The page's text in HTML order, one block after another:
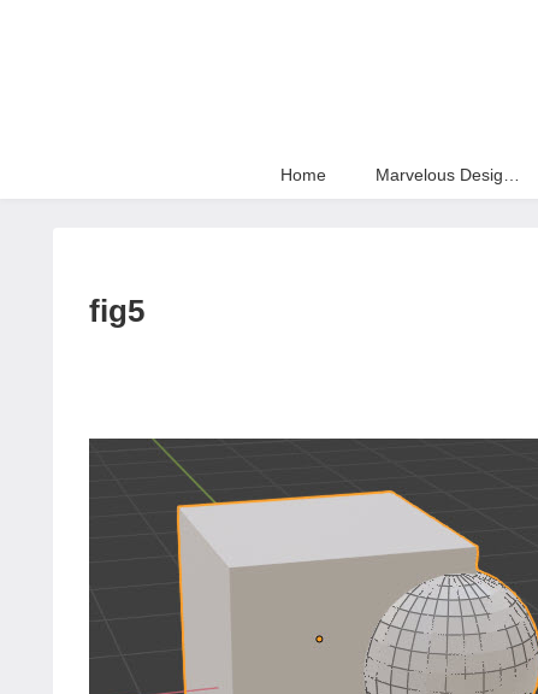
Home
fig5